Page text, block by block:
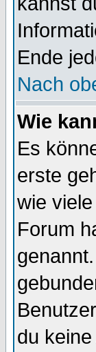
Ende
Nach
Wie
Es
erste
wie
Forum
du